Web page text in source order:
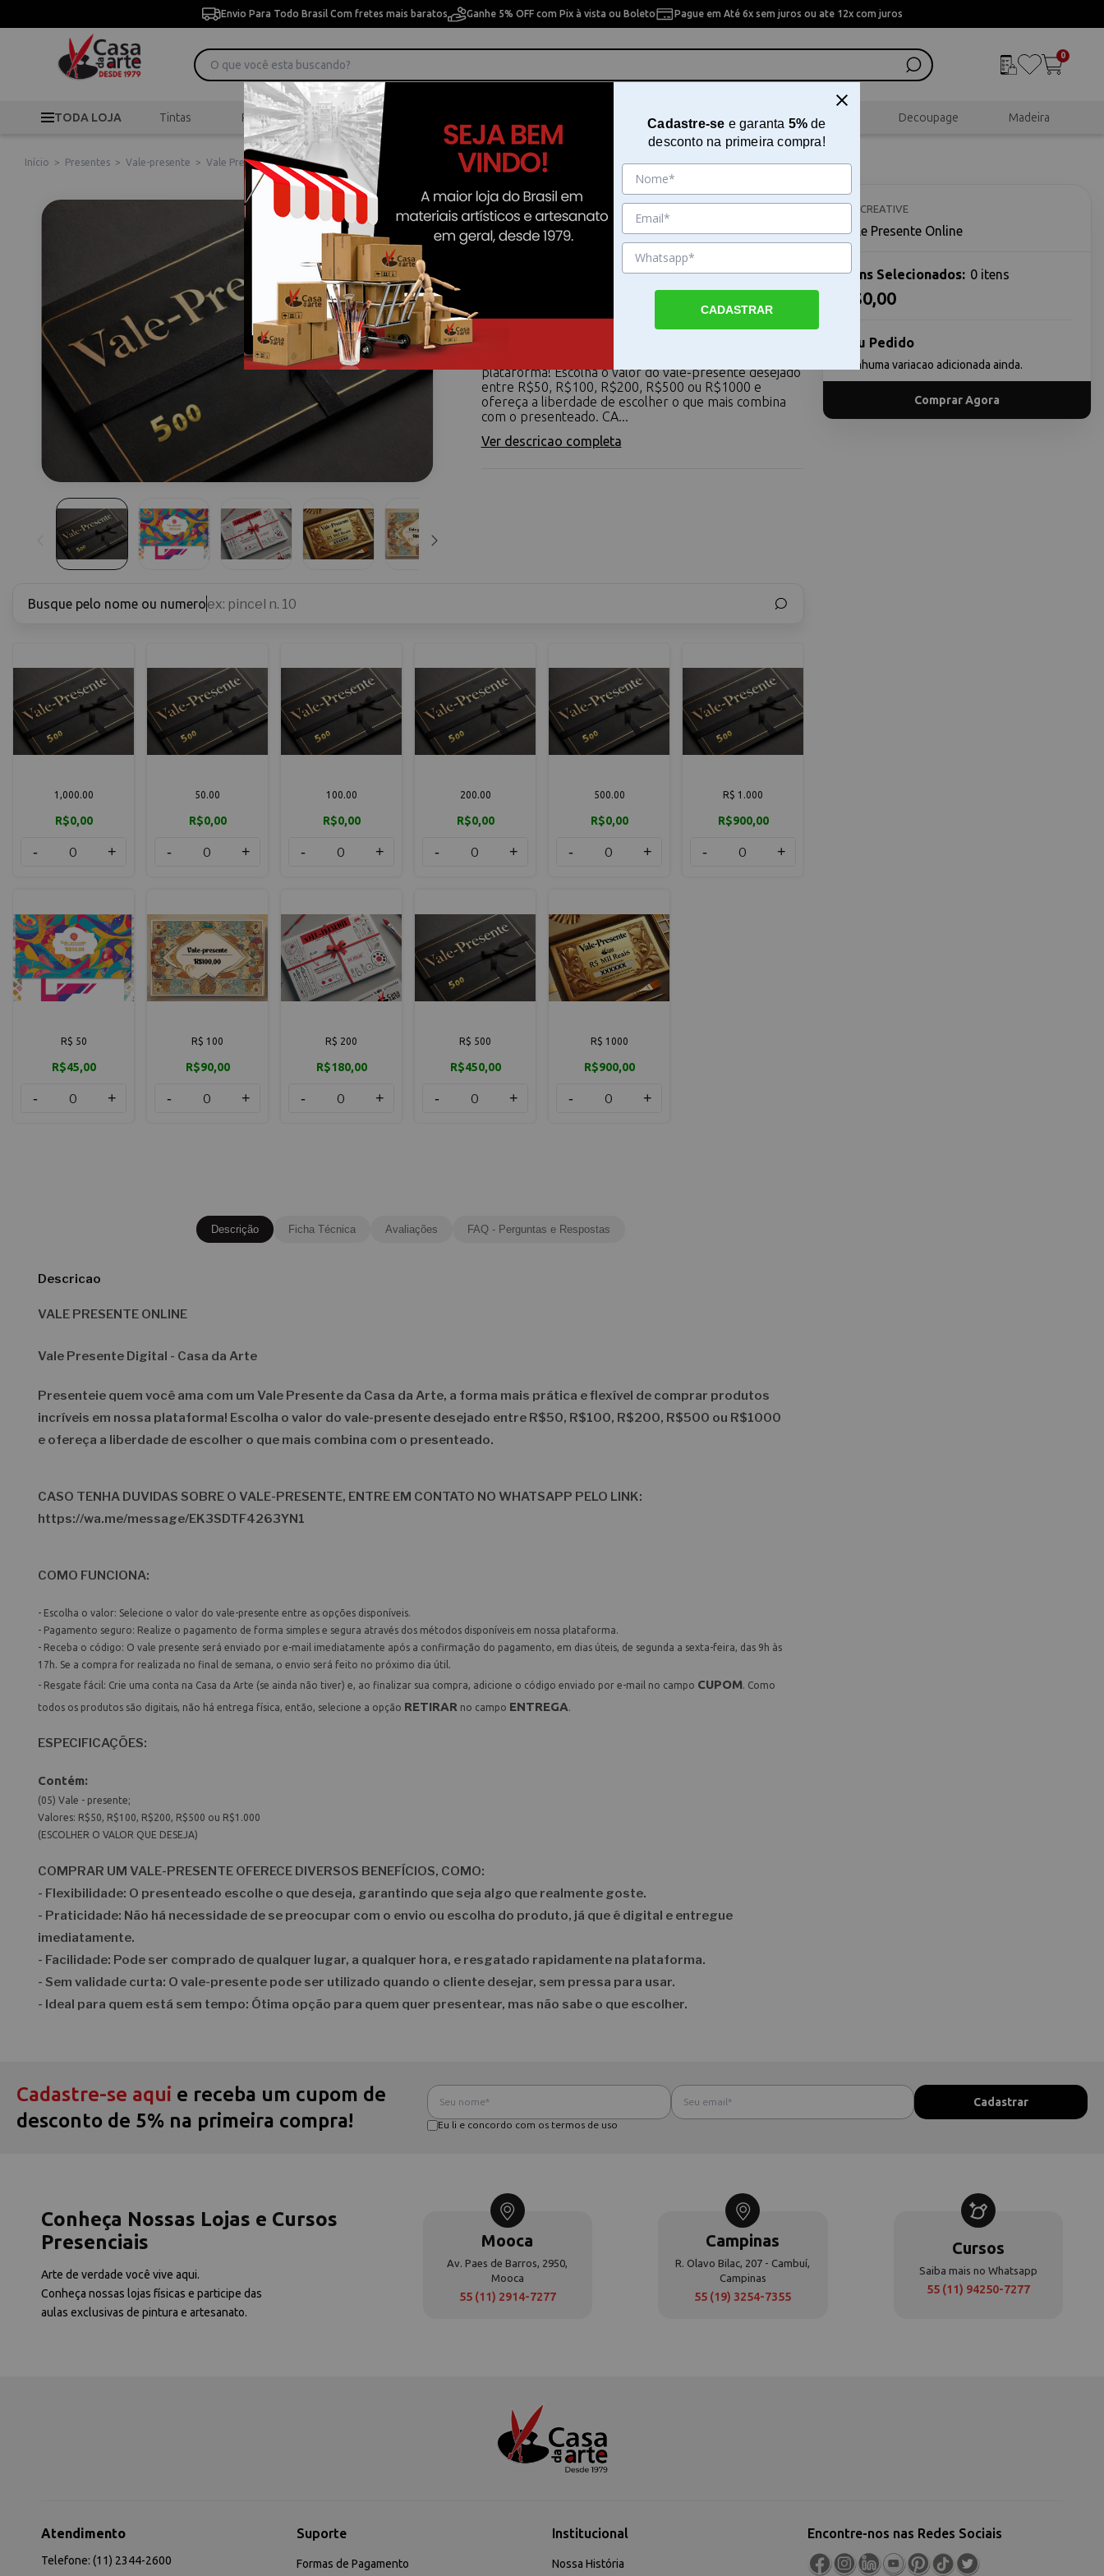
Envio Para Todo Brasil Com fretes mais baratos Ganhe 5% OFF com Pix à vista ou Boleto Pague em Até 6x sem juros ou ate 12x com juros
0
TODA LOJA Tintas Pincéis Desenho Pintura Artesanal Scrapbook Decoupage Madeira
Início > Presentes > Vale-presente > Vale Presente Online
Vale Presente Online
VALE PRESENTE ONLINEVale Presente Digital - Casa
da ArtePresenteie quem você ama com um Vale
plataforma! Escolha o valor do vale-presente desejado
entre R$50, R$100, R$200, R$500 ou R$1000 e
ofereça a liberdade de escolher o que mais combina
com o presenteado. CA...
Ver descricao completa
C A CREATIVE
Vale Presente Online
Itens Selecionados: 0 itens
R$0,00
Seu Pedido
Nenhuma variacao adicionada ainda.
Comprar Agora
Busque pelo nome ou numero
1,000.00
R$0,00
- +
50.00
R$0,00
- +
100.00
R$0,00
- +
200.00
R$0,00
- +
500.00
R$0,00
- +
R$ 1.000
R$900,00
- +
R$ 50
R$45,00
- +
R$ 100
R$90,00
- +
R$ 200
R$180,00
- +
R$ 500
R$450,00
- +
R$ 1000
R$900,00
- +
Descrição Ficha Técnica Avaliações FAQ - Perguntas e Respostas
Descricao
VALE PRESENTE ONLINE
Vale Presente Digital - Casa da Arte
Presenteie quem você ama com um Vale Presente da Casa da Arte, a forma mais prática e flexível de comprar produtos
incríveis em nossa plataforma! Escolha o valor do vale-presente desejado entre R$50, R$100, R$200, R$500 ou R$1000
e ofereça a liberdade de escolher o que mais combina com o presenteado.
CASO TENHA DUVIDAS SOBRE O VALE-PRESENTE, ENTRE EM CONTATO NO WHATSAPP PELO LINK:
https://wa.me/message/EK3SDTF4263YN1
COMO FUNCIONA:
- Escolha o valor: Selecione o valor do vale-presente entre as opções disponíveis.
- Pagamento seguro: Realize o pagamento de forma simples e segura através dos métodos disponíveis em nossa plataforma.
- Receba o código: O vale presente será enviado por e-mail imediatamente após a confirmação do pagamento, em dias úteis, de segunda a sexta-feira, das 9h às
17h. Se a compra for realizada no final de semana, o envio será feito no próximo dia útil.
- Resgate fácil: Crie uma conta na Casa da Arte (se ainda não tiver) e, ao finalizar sua compra, adicione o código enviado por e-mail no campo CUPOM. Como
todos os produtos são digitais, não há entrega física, então, selecione a opção RETIRAR no campo ENTREGA.
ESPECIFICAÇÕES:
Contém:
(05) Vale - presente;
Valores: R$50, R$100, R$200, R$500 ou R$1.000
(ESCOLHER O VALOR QUE DESEJA)
COMPRAR UM VALE-PRESENTE OFERECE DIVERSOS BENEFÍCIOS, COMO:
- Flexibilidade: O presenteado escolhe o que deseja, garantindo que seja algo que realmente goste.
- Praticidade: Não há necessidade de se preocupar com o envio ou escolha do produto, já que é digital e entregue
imediatamente.
- Facilidade: Pode ser comprado de qualquer lugar, a qualquer hora, e resgatado rapidamente na plataforma.
- Sem validade curta: O vale-presente pode ser utilizado quando o cliente desejar, sem pressa para usar.
- Ideal para quem está sem tempo: Ótima opção para quem quer presentear, mas não sabe o que escolher.
Cadastre-se aqui e receba um cupom de
desconto de 5% na primeira compra!
Eu li e concordo com os termos de uso
Conheça Nossas Lojas e Cursos
Presenciais
Arte de verdade você vive aqui.
Conheça nossas lojas físicas e participe das
aulas exclusivas de pintura e artesanato.
Mooca
Av. Paes de Barros, 2950,
Mooca
55 (11) 2914-7277
Campinas
R. Olavo Bilac, 207 - Cambuí,
Campinas
55 (19) 3254-7355
Cursos
Saiba mais no Whatsapp
55 (11) 94250-7277
Atendimento
Telefone: (11) 2344-2600
Suporte
Formas de Pagamento
Institucional
Nossa História
Encontre-nos nas Redes Sociais
Cadastre-se e garanta 5%de
desconto na primeira compra!
CADASTRAR